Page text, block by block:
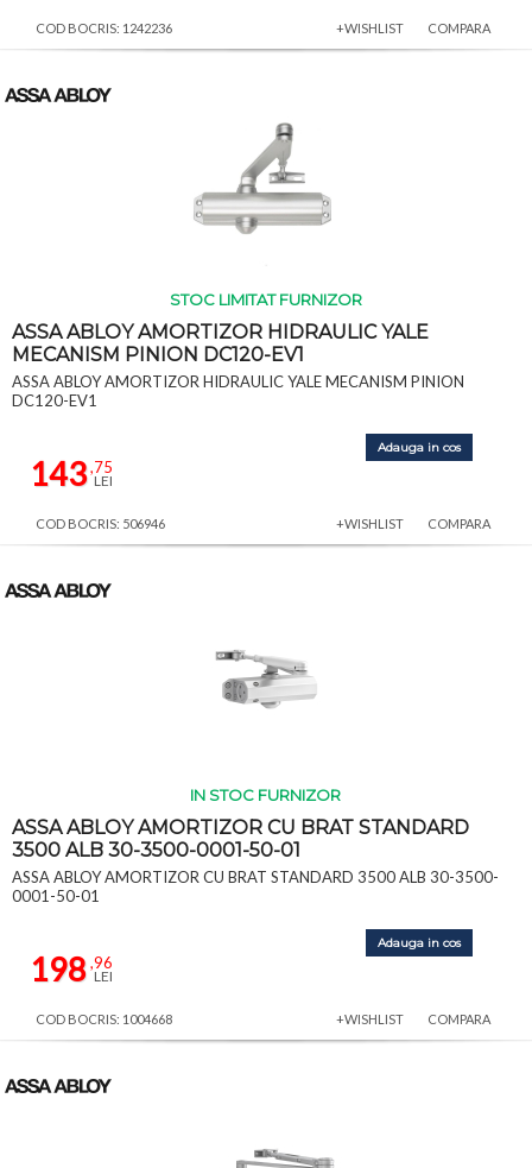
COD BOCRIS: 1242236 +WISHLIST COMPARA
STOC LIMITAT FURNIZOR
ASSA ABLOY AMORTIZOR HIDRAULIC YALE
MECANISM PINION DC120-EV1
ASSA ABLOY AMORTIZOR HIDRAULIC YALE MECANISM PINION
DC120-EV1
143,75
LEI
Adauga in cos
COD BOCRIS: 506946 +WISHLIST COMPARA
IN STOC FURNIZOR
ASSA ABLOY AMORTIZOR CU BRAT STANDARD
3500 ALB 30-3500-0001-50-01
ASSA ABLOY AMORTIZOR CU BRAT STANDARD 3500 ALB 30-3500-
0001-50-01
198,96
LEI
Adauga in cos
COD BOCRIS: 1004668 +WISHLIST COMPARA